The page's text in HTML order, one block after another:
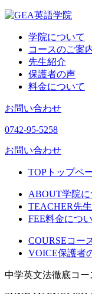
学院について
コースのご案
先生紹介
保護者の声
料金について
お問い合わせ
0742-95-5258
お問い合わせ
TOP トップペ
ABOUT学院に
TEACHER先
FEE料金につ
COURSEコー
VOICE保護者
中学英文法徹底コー